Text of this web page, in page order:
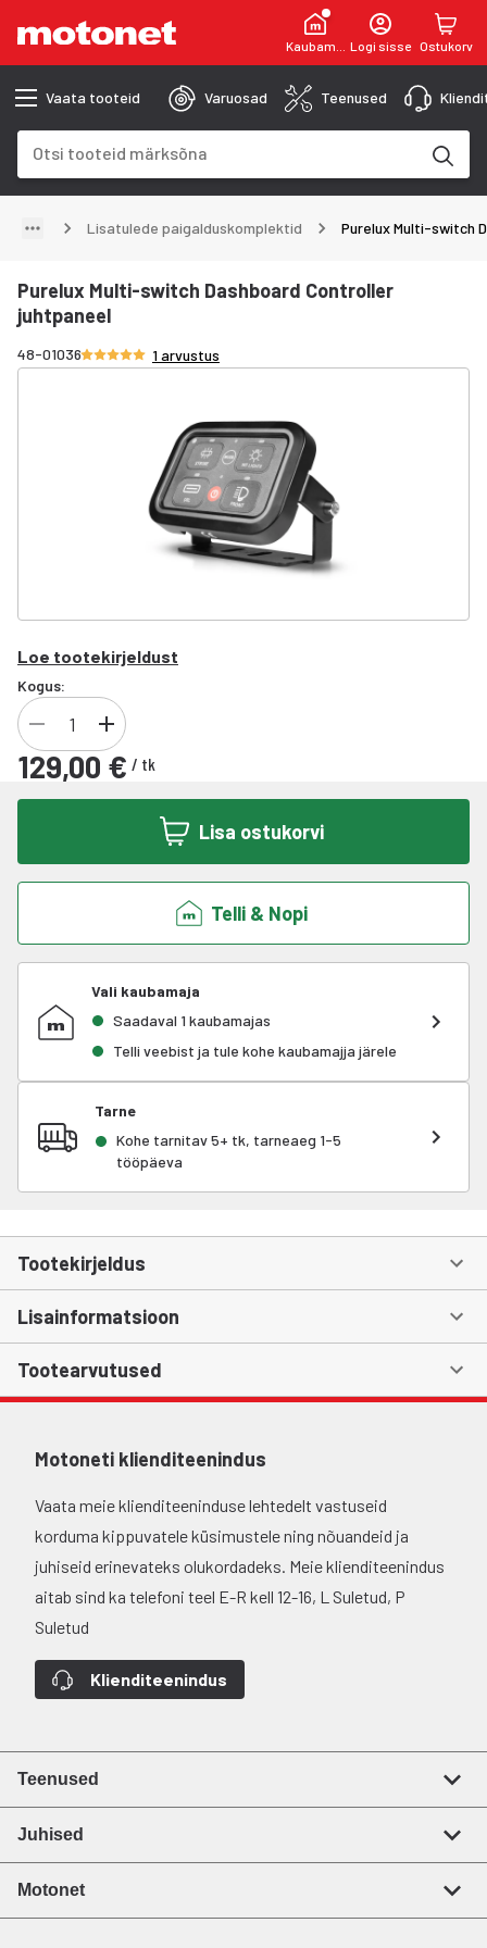
KaubamajaLogi sisse Ostukorv
Vaata tooteid Varuosad Teenused
Lisatulede paigalduskomplektid Purelux Multi-switch
Purelux Multi-switch Dashboard Controller
juhtpaneel
48-01036Hinnang 5/5 tähte
1 arvustus
Loe tootekirjeldust
Kogus:
129,00 € / tk
Lisa ostukorvi
Telli & Nopi
Vali kaubamaja
Saadaval 1 kaubamajas
Telli veebist ja tule kohe kaubamajja järele
Tarne
Kohe tarnitav 5+ tk, tarneaeg 1-5
tööpäeva
Tootekirjeldus
Lisainformatsioon
Tootearvutused
Motoneti klienditeenindus
Vaata meie klienditeeninduse lehtedelt vastuseid
korduma kippuvatele küsimustele ning nõuandeid ja
juhiseid erinevateks olukordadeks. Meie klienditeenindus
aitab sind ka telefoni teel E-R kell 12-16, L Suletud, P
Suletud
Klienditeenindus
Teenused
Juhised
Motonet